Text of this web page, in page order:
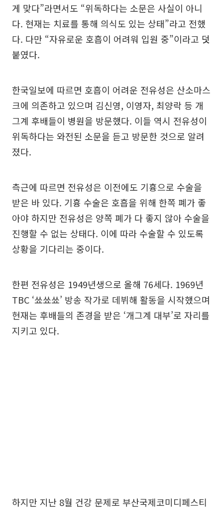
게 맞다”라면서도 “위독하다는 소문은 사실이 아니
다. 현재는 치료를 통해 의식도 있는 상태”라고 전했
다. 다만 “자유로운 호흡이 어려워 입원 중”이라고 덧
붙였다.
한국일보에 따르면 호흡이 어려운 전유성은 산소마스
크에 의존하고 있으며 김신영, 이영자, 최양락 등 개
그계 후배들이 병원을 방문했다. 이들 역시 전유성이
위독하다는 와전된 소문을 듣고 방문한 것으로 알려
졌다.
측근에 따르면 전유성은 이전에도 기흉으로 수술을
받은 바 있다. 기흉 수술은 호흡을 위해 한쪽 폐가 좋
아야 하지만 전유성은 양쪽 폐가 다 좋지 않아 수술을
진행할 수 없는 상태다. 이에 따라 수술할 수 있도록
상황을 기다리는 중이다.
한편 전유성은 1949년생으로 올해 76세다. 1969년
TBC ‘쑈쑈쑈’ 방송 작가로 데뷔해 활동을 시작했으며
현재는 후배들의 존경을 받은 ‘개그계 대부’로 자리를
지키고 있다.
하지만 지난 8월 건강 문제로 부산국제코미디페스티